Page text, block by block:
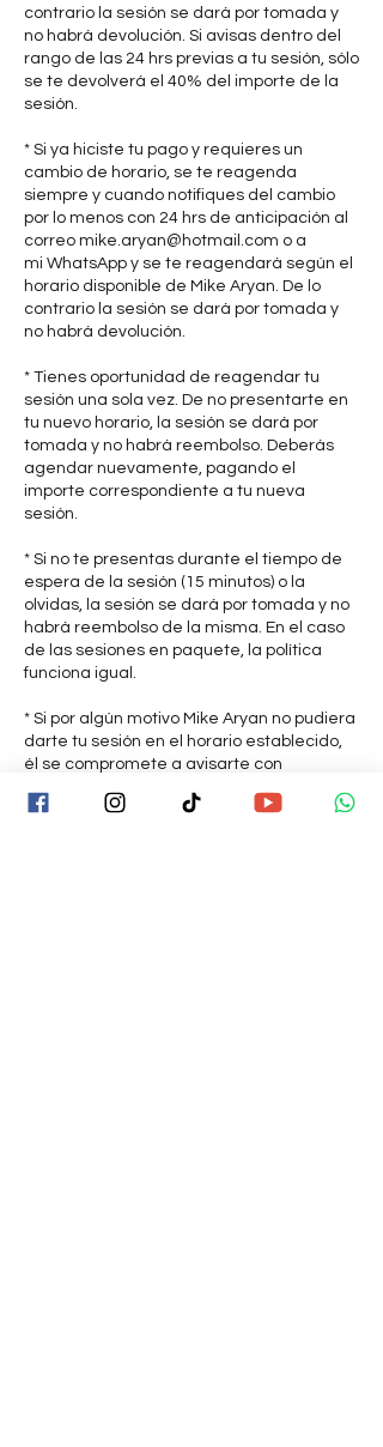
contrario la sesión se dará por tomada y
no habrá devolución. Si avisas dentro del
rango de las 24 hrs previas a tu sesión, sólo
se te devolverá el 40% del importe de la
sesión.
* Si ya hiciste tu pago y requieres un
cambio de horario, se te reagenda
siempre y cuando notifiques del cambio
por lo menos con 24 hrs de anticipación al
correo mike.aryan@hotmail.com o a
mi WhatsApp y se te reagendará según el
horario disponible de Mike Aryan. De lo
contrario la sesión se dará por tomada y
no habrá devolución.
* Tienes oportunidad de reagendar tu
sesión una sola vez. De no presentarte en
tu nuevo horario, la sesión se dará por
tomada y no habrá reembolso. Deberás
agendar nuevamente, pagando el
importe correspondiente a tu nueva
sesión.
* Si no te presentas durante el tiempo de
espera de la sesión (15 minutos) o la
olvidas, la sesión se dará por tomada y no
habrá reembolso de la misma. En el caso
de las sesiones en paquete, la política
funciona igual.
* Si por algún motivo Mike Aryan no pudiera
darte tu sesión en el horario establecido,
él se compromete a avisarte con
antes) y a proponerte nuevos horarios para